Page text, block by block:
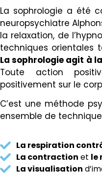
La sophrologie a été
neuropsychiatre
la relaxation, de
techniques orientales
La sophrologie agit à
Toute action
positivement sur le
C’est une méthode
ensemble de
La respiration
La contraction et le
La visualisation